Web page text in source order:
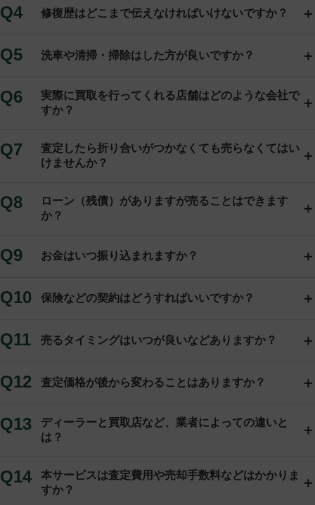
修復歴はどこまで伝えなければいけないですか？
洗車や清掃・掃除はした方が良いですか？
実際に買取を行ってくれる店舗はどのような会社で
すか？
査定したら折り合いがつかなくても売らなくてはい
けませんか？
ローン（残債）がありますが売ることはできます
か？
お金はいつ振り込まれますか？
保険などの契約はどうすればいいですか？
売るタイミングはいつが良いなどありますか？
査定価格が後から変わることはありますか？
ディーラーと買取店など、業者によっての違いと
は？
本サービスは査定費用や売却手数料などはかかりま
すか？